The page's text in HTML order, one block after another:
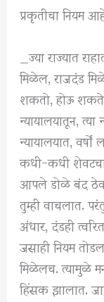
प्रकृतीचा नियम
_ज्या राज्यात
मिळेल, राजदंड
शकतो, होऊ शकते
न्यायालयातून,
न्यायालयात,
कधी-कधी शेवटचा
आपले डोळे बंद
तुम्ही वाचलात.
अंधार, दंडही
जसाही नियम
मिळेलच. त्यामुळे
हिंसक झालात.